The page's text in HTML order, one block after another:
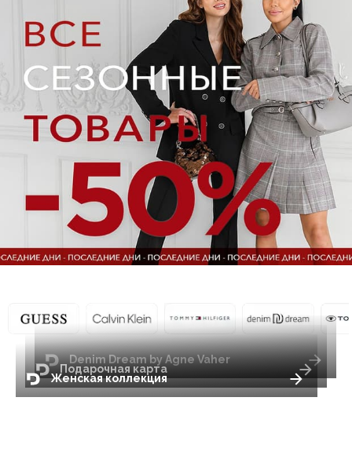
Женская коллекция
Подарочная карта
Denim Dream by Agne Vaher